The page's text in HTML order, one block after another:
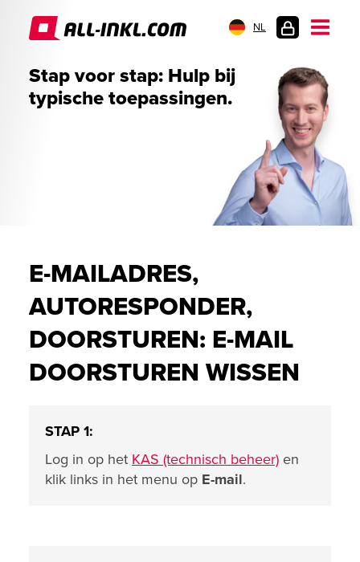
NL
Stap voor stap: Hulp bij
typische toepassingen.
E-MAILADRES,
AUTORESPONDER,
DOORSTUREN: E-MAIL
DOORSTUREN WISSEN
STAP 1:
Log in op het KAS (technisch beheer) en
klik links in het menu op E-mail.